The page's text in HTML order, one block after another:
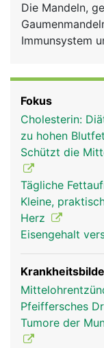
News
Rubriken
Die Mandeln,
Immunsystem
eingebettet in
die
grösser, später
Fokus
Cholesterin:
zu hohen
Schützt die
Tägliche
Kleine,
Herz
Eisengehalt
Pfeiffersches
Tumore der